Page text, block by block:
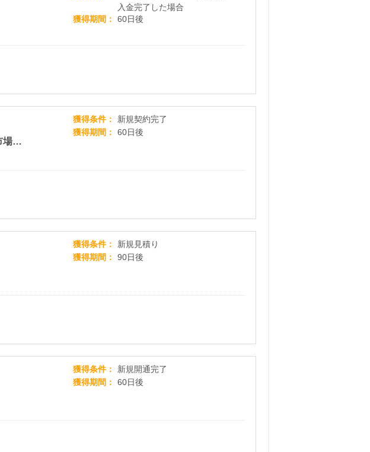
入金完了した場合
獲得期間
60日後
【イデックスでんき】電気代を賢く変える！「市場価格電気」という選択肢
獲得条件
新規契約完了
獲得期間
60日後
獲得条件
新規見積り
獲得期間
90日後
獲得条件
新規開通完了
獲得期間
60日後